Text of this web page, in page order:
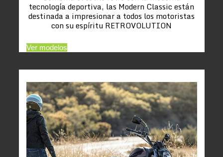
tecnología deportiva, las Modern Classic están
destinada a impresionar a todos los motoristas
con su espíritu RETROVOLUTION
Ver modelos